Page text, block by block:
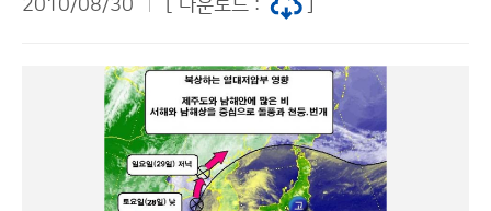
와 남해상에는 천둥.번개가 치는 곳이 있겠다. 한편, 태풍
다에 태풍특보가 발표될 가능성이 있고, 점차 태풍특보는
확대될 가능성이 높으니, 기상정보에 유의해야 한다. 또
한, 서해안과 남해안 및 제주도에서는 9월 1일(수)과 9월
2일(목)사이에 태풍에 의해 물결이 높아지면서 만조시 해
일이 발생할 가능성이 있으니, 각별히 주의해야 한다. 문
과정으로 운영한다. 연수대상국가는 네팔, 라오스, 미얀
키스탄, 피지, 필리핀, 캄보디아 등 11개국이며 참가자는
19명이다. 기상위성자료 활용능력 향상 과정은 한국 기상
위성으로 관측해 자료를 분배하는 영역 내에 위치한 아시
아와 태평양 지역 국가들에게 한국의 기상위성 관측자료
활용기술을 전수하는 국제 교육 프로그램으로, 한국 국제
2010/08/30 [ 다운로드 :